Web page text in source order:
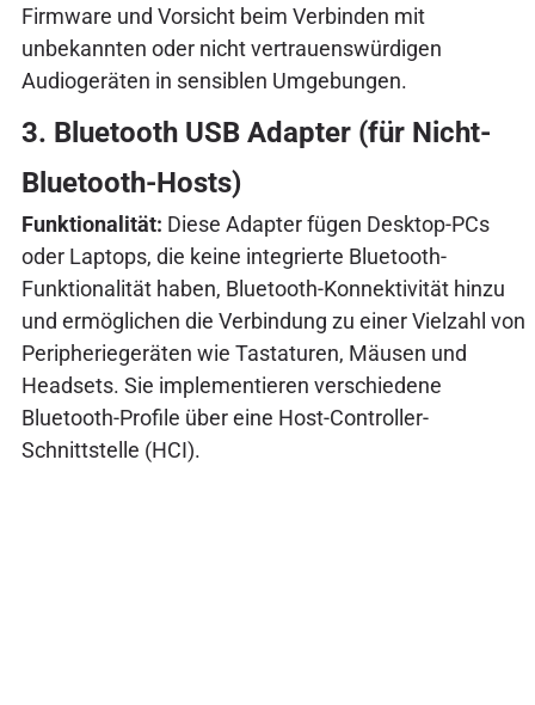
Firmware und Vorsicht beim Verbinden mit
unbekannten oder nicht vertrauenswürdigen
Audiogeräten in sensiblen Umgebungen.
3. Bluetooth USB Adapter (für Nicht-
Bluetooth-Hosts)
Funktionalität: Diese Adapter fügen Desktop-PCs
oder Laptops, die keine integrierte Bluetooth-
Funktionalität haben, Bluetooth-Konnektivität hinzu
und ermöglichen die Verbindung zu einer Vielzahl von
Peripheriegeräten wie Tastaturen, Mäusen und
Headsets. Sie implementieren verschiedene
Bluetooth-Profile über eine Host-Controller-
Schnittstelle (HCI).